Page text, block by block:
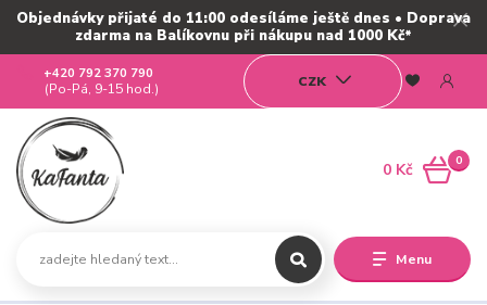
Objednávky přijaté do 11:00 odesíláme ještě dnes • Doprava
zdarma na Balíkovnu při nákupu nad 1000 Kč*
Menu
CZK
+420 792 370 790
(Po-Pá, 9-15 hod.)
0
0 Kč